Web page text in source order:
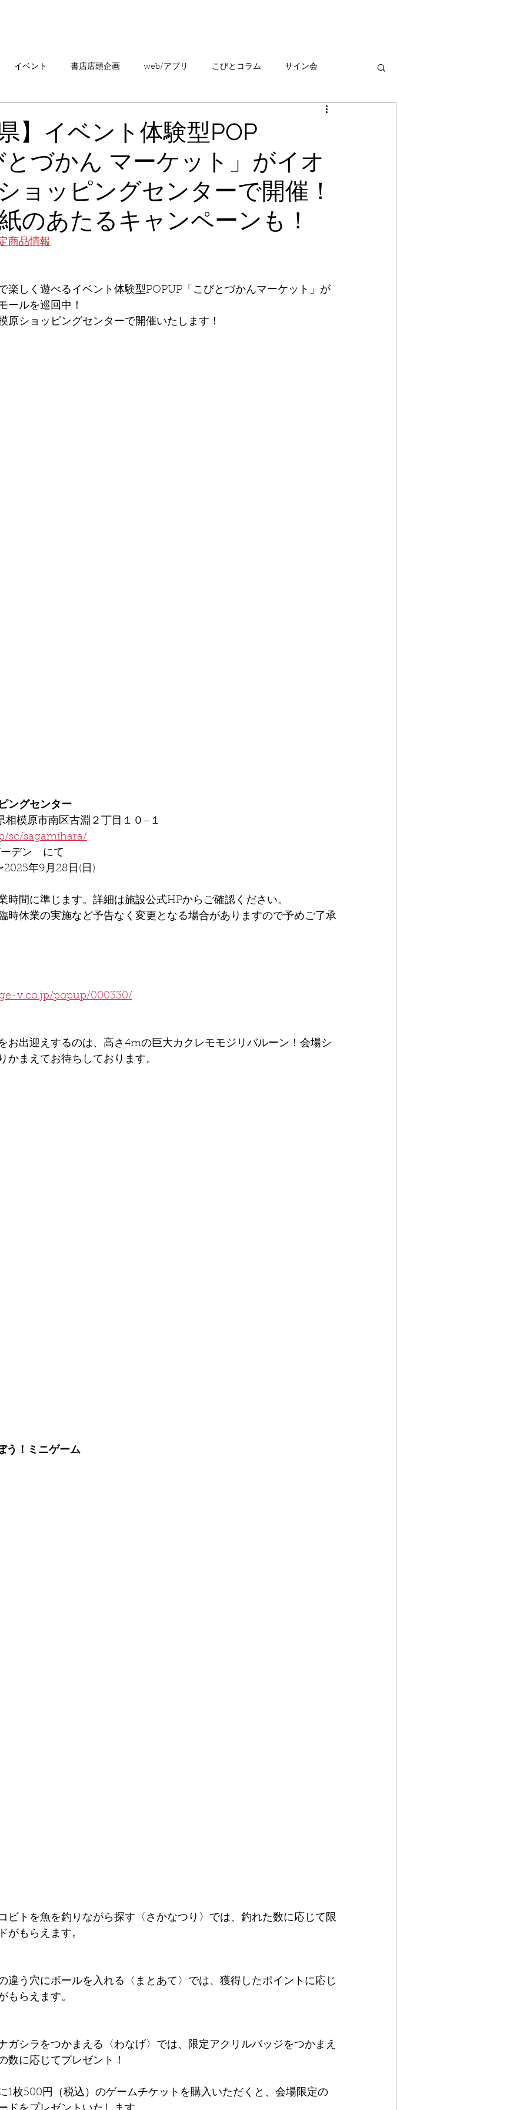
イベント 書店店頭企画 web/アプリ こびとコラム サイン会
こびとづかんの町つるぎ
】イベント体験型POP
とづかん マーケット」がイオ
ョッピングセンターで開催！
のあたるキャンペーンも！
商品情報
楽しく遊べるイベント体験型POPUP「こびとづかんマーケット」が
ールを巡回中！
原ショッピングセンターで開催いたします！
ングセンター
模原市南区古淵２丁目１０−１
sc/sagamihara/
デン　にて
2025年9月28日(日)
時間に準じます。詳細は施設公式HPからご確認ください。
時休業の実施など予告なく変更となる場合がありますので予めご了承
v.co.jp/popup/000330/
お出迎えするのは、高さ4mの巨大カクレモモジリバルーン！会場シ
かまえてお待ちしております。
う！ミニゲーム
ビトを魚を釣りながら探す〈さかなつり〉では、釣れた数に応じて限
がもらえます。
違う穴にボールを入れる〈まとあて〉では、獲得したポイントに応じ
もらえます。
ガシラをつかまえる〈わなげ〉では、限定アクリルバッジをつかまえ
数に応じてプレゼント！
1枚500円（税込）のゲームチケットを購入いただくと、会場限定の